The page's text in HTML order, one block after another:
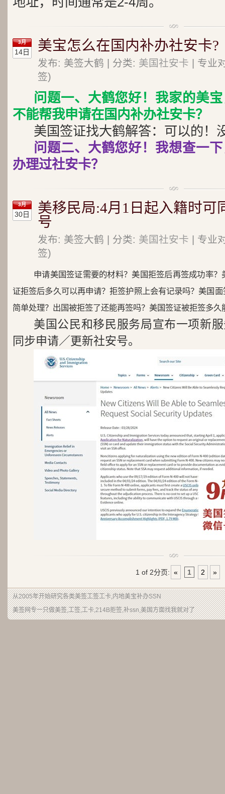
3月
14日 美宝怎么在国内补办社安卡?
发布: 美签大鹤 | 分类: 美国社安卡 | 专业
签)
问题一、大鹤您好！我家的美
不能帮我申请在国内补办社安卡？
美国签证找大鹤解答：可以的！
问题二、大鹤您好！我想查一
办理过社安卡？
3月
30日
美移民局:4月1日起入籍时可
号
发布: 美签大鹤 | 分类: 美国社安卡 | 专业
签)
申请美国签证需要的材料？美国拒签后再签成功率
证拒签后多久可以再申请？拒签护照上会有记录吗？美国
简单处理？出国被拒签了还能再签吗？美国签证被拒签多
美国公民和移民服务局宣布一项新
同步申请／更新社安号。
1 of 2分页: « 1 2 »
从2005年开始研究各类美签工签工卡,内地美宝补办SSN
美签网专一只做美签,工签,工卡,214B拒签,补ssn,美国方面找我就对了